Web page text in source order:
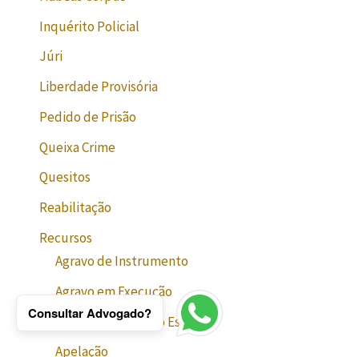
Inquérito Policial
Júri
Liberdade Provisória
Pedido de Prisão
Queixa Crime
Quesitos
Reabilitação
Recursos
Agravo de Instrumento
Agravo em Execução
Agravo em Recurso Especial
Apelação
Consultar Advogado?